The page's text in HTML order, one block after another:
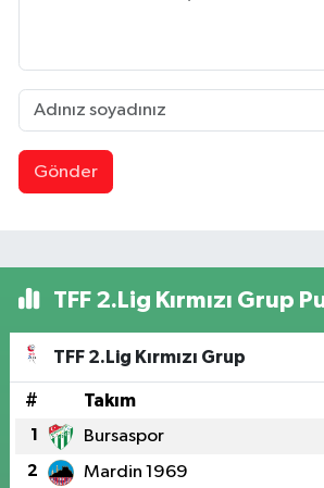
Gönder
TFF 2.Lig Kırmızı Grup
TFF 2.Lig Kırmızı Grup
# Takım
1 Bursaspor
2 Mardin 1969